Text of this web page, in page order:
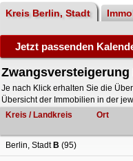
Kreis Berlin, Stadt
Je nach Klick erhalten Sie die
Übersicht der Immobilien in der
Kreis / Landkreis
Ort
Berlin, Stadt B (95)